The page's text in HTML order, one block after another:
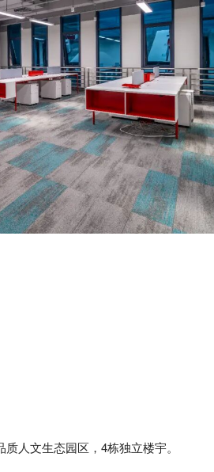
人文生态园区，4栋独立楼宇。